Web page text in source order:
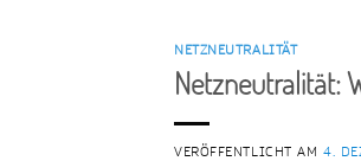
NETZNEUTRALITÄT
Netzneutralität:
VERÖFFENTLICHT AM4.